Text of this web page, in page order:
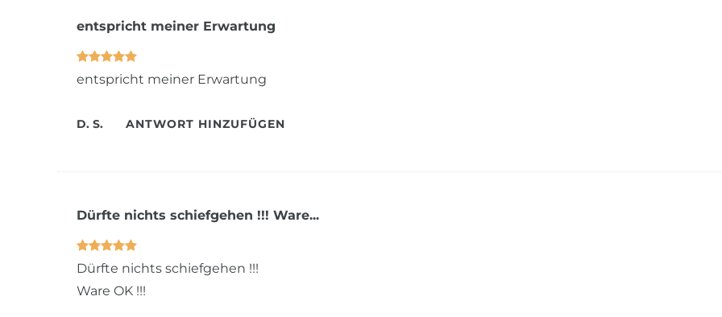
entspricht meiner Erwartung
entspricht meiner Erwartung
D. S. ANTWORT HINZUFÜGEN
Dürfte nichts schiefgehen !!! Ware...
Dürfte nichts schiefgehen !!!
Ware OK !!!